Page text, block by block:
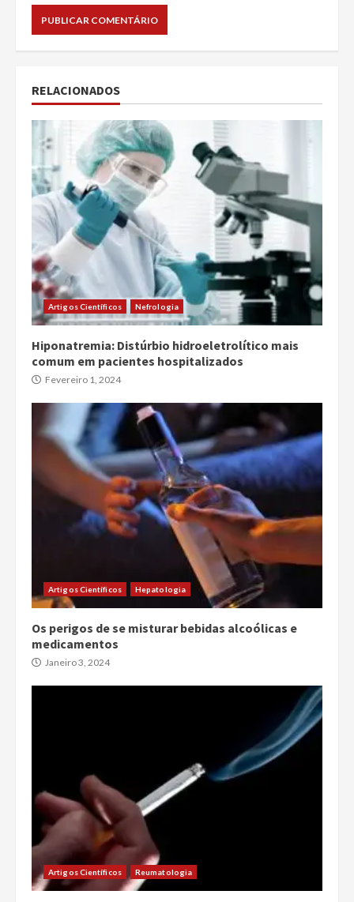
RELACIONADOS
Artigos Científicos Nefrologia
Hiponatremia: Distúrbio hidroeletrolítico mais
comum em pacientes hospitalizados
Fevereiro 1, 2024
Artigos Científicos Hepatologia
Os perigos de se misturar bebidas alcoólicas e
medicamentos
Janeiro 3, 2024
Artigos Científicos Reumatologia